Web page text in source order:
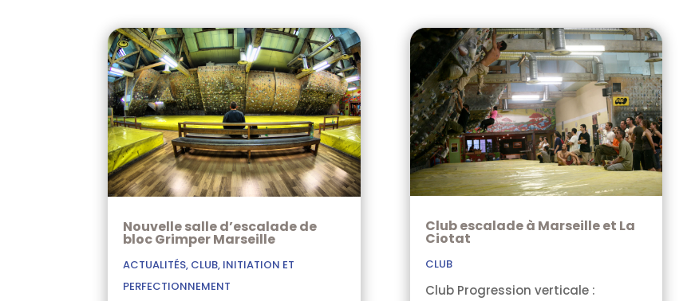
Nouvelle salle d’escalade de
bloc Grimper Marseille
ACTUALITÉS, CLUB, INITIATION ET
PERFECTIONNEMENT
Club escalade à Marseille et La
Ciotat
CLUB
Club Progression verticale :